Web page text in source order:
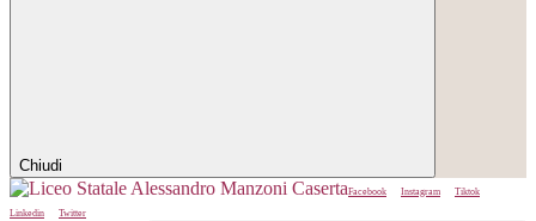
Chiudi
Facebook Instagram
Tiktok
Linkedin
Twitter